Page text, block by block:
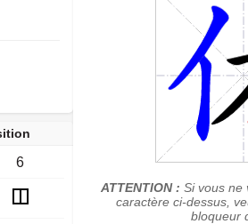
6
ATTENTION : Si vous ne
caractère ci-dessus,
bloqueur